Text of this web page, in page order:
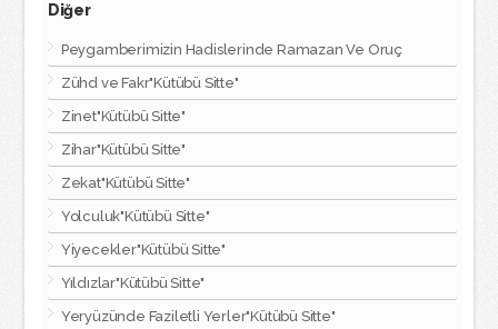
Diğer
Peygamberimizin Hadislerinde Ramazan Ve Oruç
Zühd ve Fakr"Kütübü Sitte"
Zinet"Kütübü Sitte"
Zihar"Kütübü Sitte"
Zekat"Kütübü Sitte"
Yolculuk"Kütübü Sitte"
Yiyecekler"Kütübü Sitte"
Yıldızlar"Kütübü Sitte"
Yeryüzünde Faziletli Yerler"Kütübü Sitte"